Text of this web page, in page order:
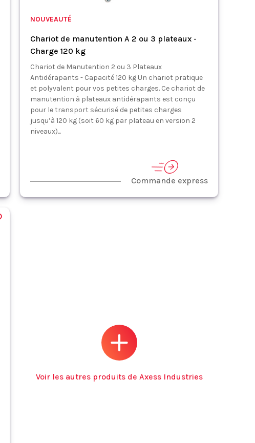
NOUVEAUTÉ
Chariot de manutention A 2 ou 3 plateaux -
Charge 120 kg
Chariot de Manutention 2 ou 3 Plateaux
Antidérapants - Capacité 120 kg Un chariot pratique
et polyvalent pour vos petites charges. Ce chariot de
manutention à plateaux antidérapants est conçu
pour le transport sécurisé de petites charges
jusqu’à 120 kg (soit 60 kg par plateau en version 2
niveaux)...
Commande express
Voir les autres produits de Axess Industries